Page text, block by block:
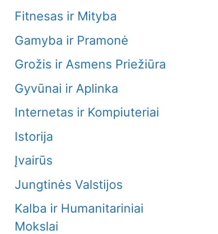
Fitnesas ir Mityba
Gamyba ir Pramonė
Grožis ir Asmens Priežiūra
Gyvūnai ir Aplinka
Internetas ir Kompiuteriai
Istorija
Įvairūs
Jungtinės Valstijos
Kalba ir Humanitariniai
Mokslai